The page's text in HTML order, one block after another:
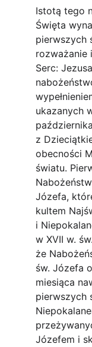
Istotą tego
Święta
pierwszych
rozważanie
Serc:
ukazanych
z
obecności
światu.
Józefa,
kultem
i
w XVII w.
że
św. Józefa
miesiąca
pierwszych
Józefem i